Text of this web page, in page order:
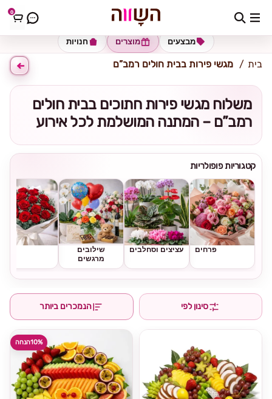
0 כתובת למשלוח הזינו כתובת
חנויות מוצרים מבצעים
בית מגשי פירות בבית חולים רמב”ם
משלוח מגשי פירות חתוכים בבית חולים
רמב”ם – המתנה המושלמת לכל אירוע
קטגוריות פופולריות
פרחים עציצים וסחלבים
שילובים
מרגשים
סינון לפי הנמכרים ביותר
10%הנחה